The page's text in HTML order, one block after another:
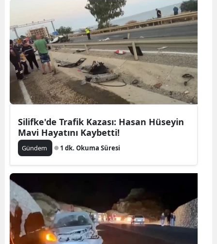
Silifke'de Trafik Kazası: Hasan Hüseyin
Mavi Hayatını Kaybetti!
Gündem 1 dk. Okuma Süresi